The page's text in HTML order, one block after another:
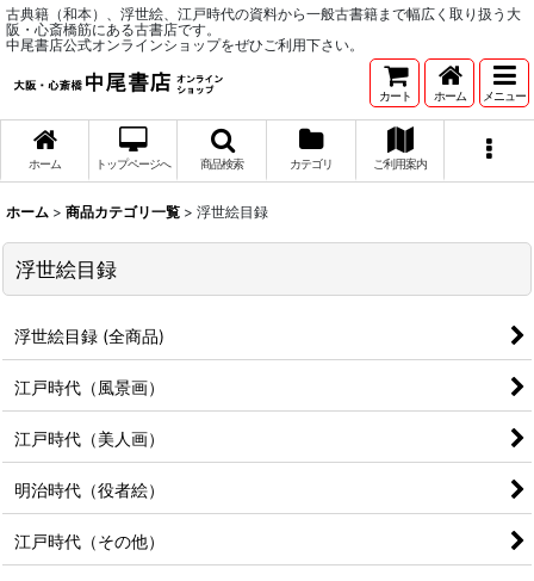
古典籍（和本）、浮世絵、江戸時代の資料から一般古書籍まで幅広く取り扱う大
阪・心斎橋筋にある古書店です。
中尾書店公式オンラインショップをぜひご利用下さい。
カート ホーム メニュー
ホーム トップページへ 商品検索 カテゴリ ご利用案内
ホーム > 商品カテゴリ一覧 > 浮世絵目録
浮世絵目録
浮世絵目録 (全商品)
江戸時代（風景画）
江戸時代（美人画）
明治時代（役者絵）
江戸時代（その他）